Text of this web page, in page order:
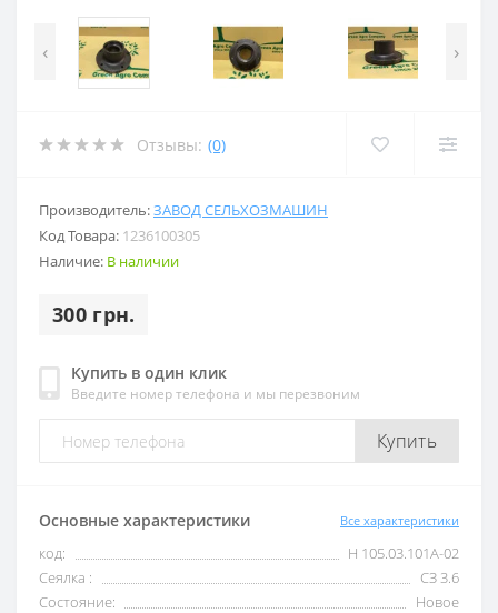
‹ ›
Отзывы: (0)
Производитель:ЗАВОД СЕЛЬХОЗМАШИН
Код Товара: 1236100305
Наличие: В наличии
300 грн.
Купить в один клик
Введите номер телефона и мы перезвоним
Купить
Основные характеристики Все характеристики
код:
Н 105.03.101А-02
Сеялка :
СЗ 3.6
Состояние:
Новое